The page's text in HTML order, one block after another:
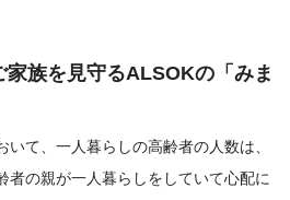
族を見守るALSOKの「みま
て、一人暮らしの高齢者の人数は、
者の親が一人暮らしをしていて心配に